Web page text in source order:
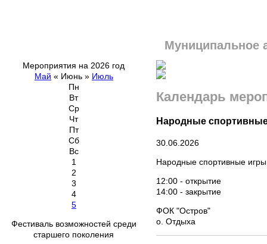
Муниципальное
Мероприятия на 2026 год
Май « Июнь » Июль
Пн
Вт
Ср
Чт
Пт
Сб
Вс
1
2
3
4
5
Фестиваль возможностей среди
старшего поколения
Календарь
Народные
30.06.2026
Народные спортивные
12:00 - открытие
14:00 - закрытие
ФОК "Остров"
о. Отдыха